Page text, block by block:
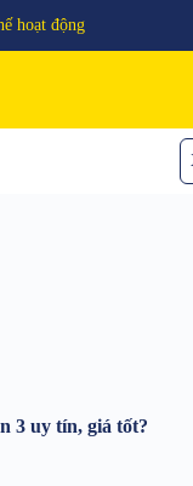
hoạt động
3 uy tín, giá tốt?